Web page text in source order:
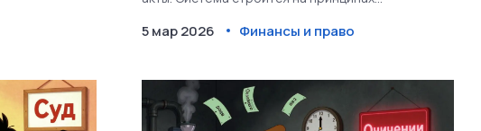
5 мар 2026 Финансы и право